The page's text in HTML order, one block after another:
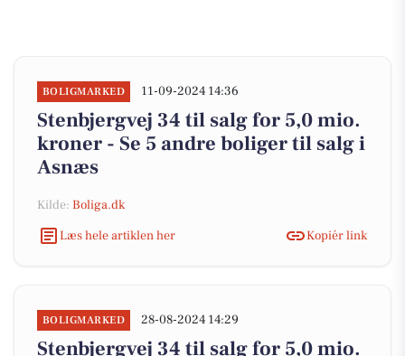
BOLIGMARKED 11-09-2024 14:36
Stenbjergvej 34 til salg for 5,0 mio.
kroner - Se 5 andre boliger til salg i
Asnæs
Kilde: Boliga.dk
Læs hele artiklen her
Kopiér link
BOLIGMARKED 28-08-2024 14:29
Stenbjergvej 34 til salg for 5,0 mio.